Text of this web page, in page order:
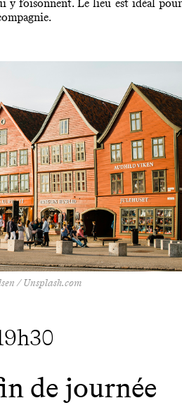
y foisonnent. Le lieu est idéal pour
/ Unsplash.com
de journée